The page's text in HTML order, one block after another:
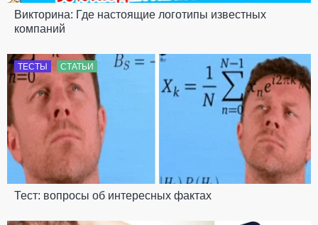
Викторина: Где настоящие логотипы известных
компаний
ТЕСТЫ СТАТЬИ
Тест: вопросы об интересных фактах